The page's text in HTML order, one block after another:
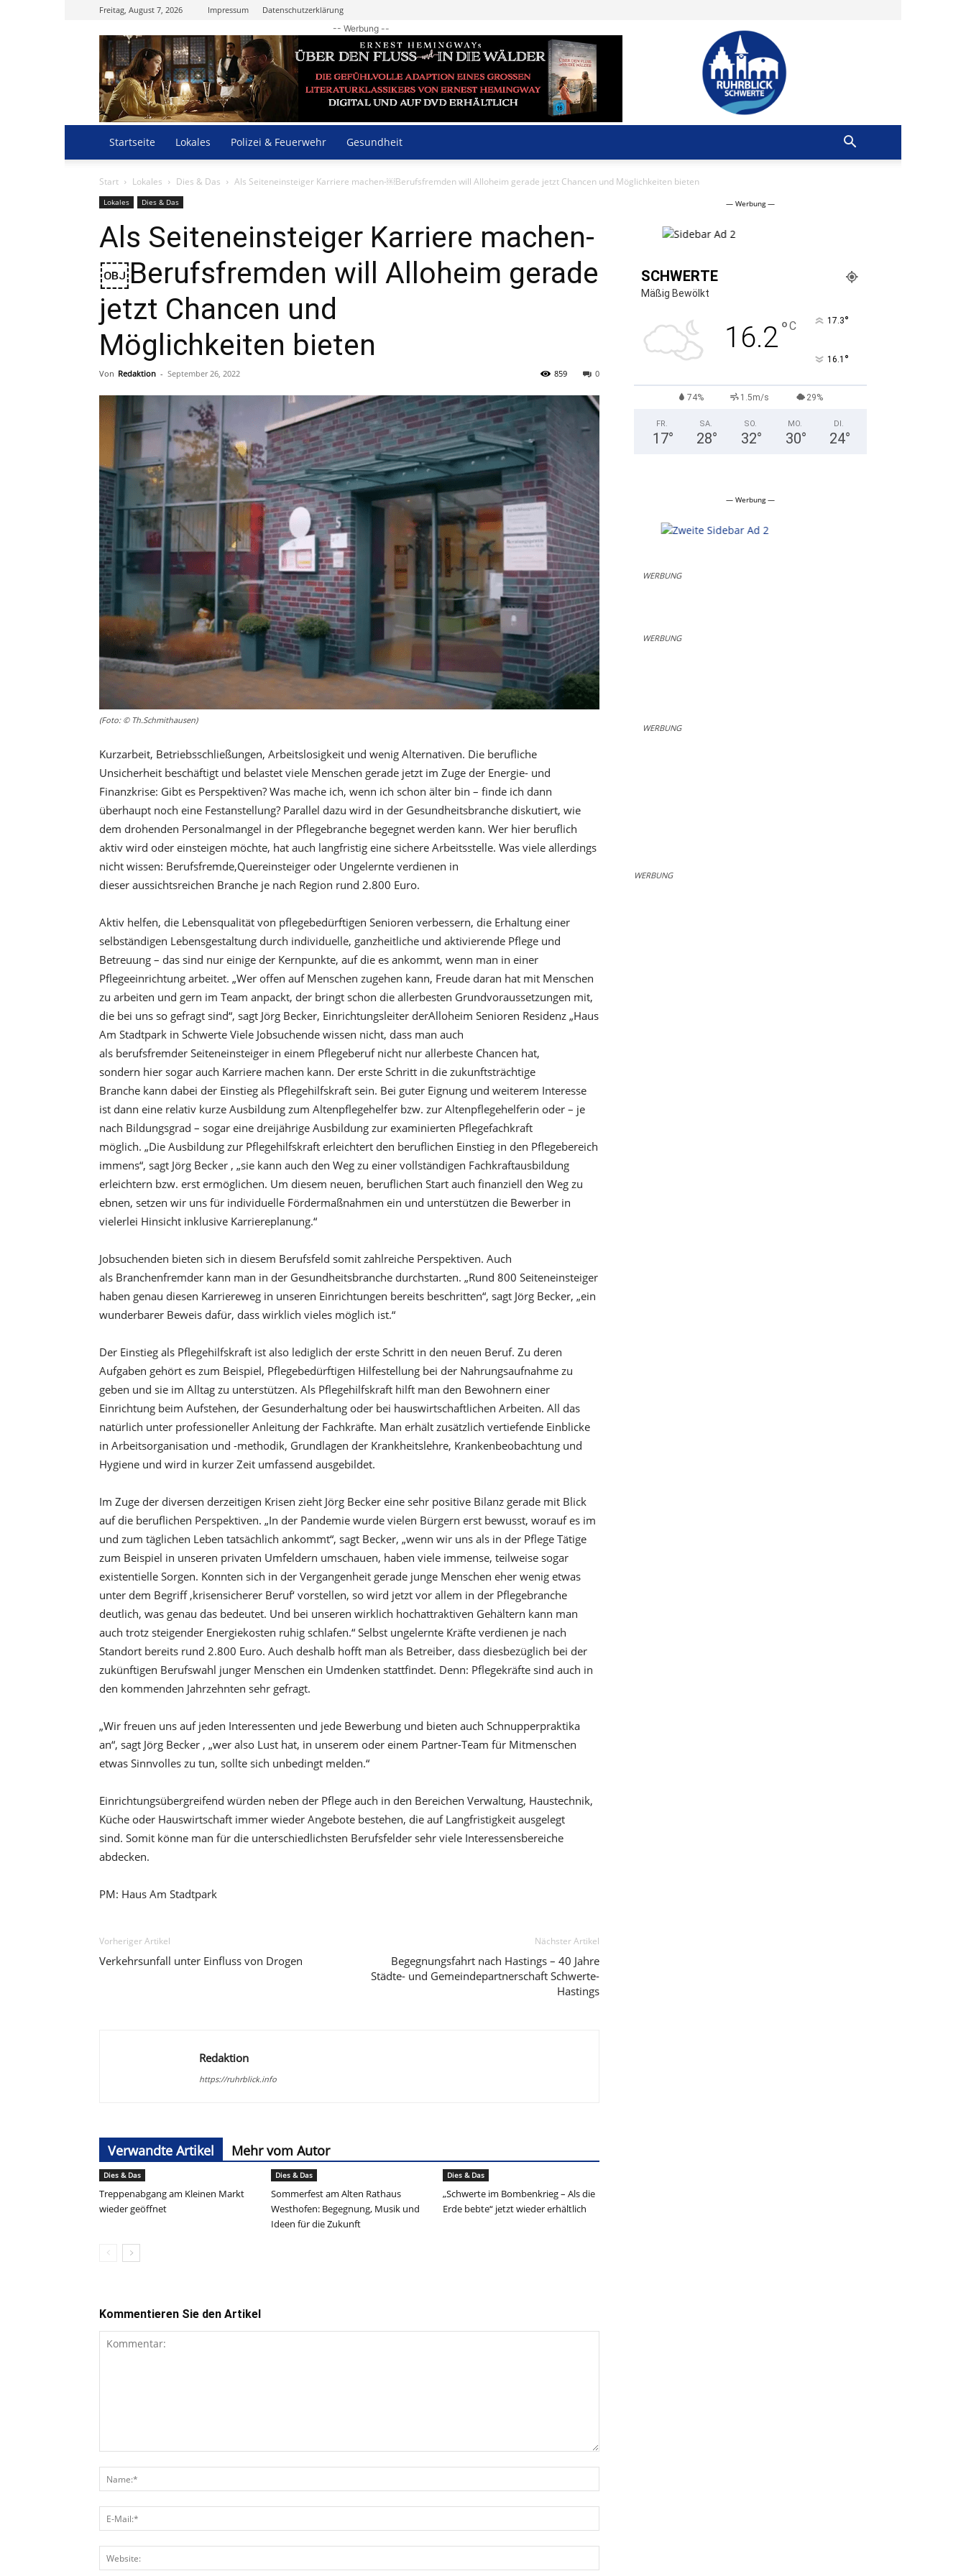
Freitag, August 7, 2026 Impressum Datenschutzerklärung
Ruhrblick
Schwerte
-- Werbung --
Startseite Lokales Polizei & Feuerwehr Gesundheit
Start Lokales Dies & Das Als Seiteneinsteiger Karriere machen-￼Berufsfremden will Alloheim gerade jetzt Chancen und Möglichkeiten bieten
Lokales Dies & Das
Als Seiteneinsteiger Karriere machen-
￼Berufsfremden will Alloheim gerade
jetzt Chancen und
Möglichkeiten bieten
Von Redaktion - September 26, 2022 0
859
(Foto: © Th.Schmithausen)
Kurzarbeit, Betriebsschließungen, Arbeitslosigkeit und wenig Alternativen. Die berufliche
Unsicherheit beschäftigt und belastet viele Menschen gerade jetzt im Zuge der Energie- und
Finanzkrise: Gibt es Perspektiven? Was mache ich, wenn ich schon älter bin – finde ich dann
überhaupt noch eine Festanstellung? Parallel dazu wird in der Gesundheitsbranche diskutiert, wie
dem drohenden Personalmangel in der Pflegebranche begegnet werden kann. Wer hier beruflich
aktiv wird oder einsteigen möchte, hat auch langfristig eine sichere Arbeitsstelle. Was viele allerdings
nicht wissen: Berufsfremde,Quereinsteiger oder Ungelernte verdienen in
dieser aussichtsreichen Branche je nach Region rund 2.800 Euro.
Aktiv helfen, die Lebensqualität von pflegebedürftigen Senioren verbessern, die Erhaltung einer
selbständigen Lebensgestaltung durch individuelle, ganzheitliche und aktivierende Pflege und
Betreuung – das sind nur einige der Kernpunkte, auf die es ankommt, wenn man in einer
Pflegeeinrichtung arbeitet. „Wer offen auf Menschen zugehen kann, Freude daran hat mit Menschen
zu arbeiten und gern im Team anpackt, der bringt schon die allerbesten Grundvoraussetzungen mit,
die bei uns so gefragt sind“, sagt Jörg Becker, Einrichtungsleiter derAlloheim Senioren Residenz „Haus
Am Stadtpark in Schwerte Viele Jobsuchende wissen nicht, dass man auch
als berufsfremder Seiteneinsteiger in einem Pflegeberuf nicht nur allerbeste Chancen hat,
sondern hier sogar auch Karriere machen kann. Der erste Schritt in die zukunftsträchtige
Branche kann dabei der Einstieg als Pflegehilfskraft sein. Bei guter Eignung und weiterem Interesse
ist dann eine relativ kurze Ausbildung zum Altenpflegehelfer bzw. zur Altenpflegehelferin oder – je
nach Bildungsgrad – sogar eine dreijährige Ausbildung zur examinierten Pflegefachkraft
möglich. „Die Ausbildung zur Pflegehilfskraft erleichtert den beruflichen Einstieg in den Pflegebereich
immens“, sagt Jörg Becker , „sie kann auch den Weg zu einer vollständigen Fachkraftausbildung
erleichtern bzw. erst ermöglichen. Um diesem neuen, beruflichen Start auch finanziell den Weg zu
ebnen, setzen wir uns für individuelle Fördermaßnahmen ein und unterstützen die Bewerber in
vielerlei Hinsicht inklusive Karriereplanung.“
Jobsuchenden bieten sich in diesem Berufsfeld somit zahlreiche Perspektiven. Auch
als Branchenfremder kann man in der Gesundheitsbranche durchstarten. „Rund 800 Seiteneinsteiger
haben genau diesen Karriereweg in unseren Einrichtungen bereits beschritten“, sagt Jörg Becker, „ein
wunderbarer Beweis dafür, dass wirklich vieles möglich ist.“
Der Einstieg als Pflegehilfskraft ist also lediglich der erste Schritt in den neuen Beruf. Zu deren
Aufgaben gehört es zum Beispiel, Pflegebedürftigen Hilfestellung bei der Nahrungsaufnahme zu
geben und sie im Alltag zu unterstützen. Als Pflegehilfskraft hilft man den Bewohnern einer
Einrichtung beim Aufstehen, der Gesunderhaltung oder bei hauswirtschaftlichen Arbeiten. All das
natürlich unter professioneller Anleitung der Fachkräfte. Man erhält zusätzlich vertiefende Einblicke
in Arbeitsorganisation und -methodik, Grundlagen der Krankheitslehre, Krankenbeobachtung und
Hygiene und wird in kurzer Zeit umfassend ausgebildet.
Im Zuge der diversen derzeitigen Krisen zieht Jörg Becker eine sehr positive Bilanz gerade mit Blick
auf die beruflichen Perspektiven. „In der Pandemie wurde vielen Bürgern erst bewusst, worauf es im
und zum täglichen Leben tatsächlich ankommt“, sagt Becker, „wenn wir uns als in der Pflege Tätige
zum Beispiel in unseren privaten Umfeldern umschauen, haben viele immense, teilweise sogar
existentielle Sorgen. Konnten sich in der Vergangenheit gerade junge Menschen eher wenig etwas
unter dem Begriff ,krisensicherer Beruf‘ vorstellen, so wird jetzt vor allem in der Pflegebranche
deutlich, was genau das bedeutet. Und bei unseren wirklich hochattraktiven Gehältern kann man
auch trotz steigender Energiekosten ruhig schlafen.“ Selbst ungelernte Kräfte verdienen je nach
Standort bereits rund 2.800 Euro. Auch deshalb hofft man als Betreiber, dass diesbezüglich bei der
zukünftigen Berufswahl junger Menschen ein Umdenken stattfindet. Denn: Pflegekräfte sind auch in
den kommenden Jahrzehnten sehr gefragt.
„Wir freuen uns auf jeden Interessenten und jede Bewerbung und bieten auch Schnupperpraktika
an“, sagt Jörg Becker , „wer also Lust hat, in unserem oder einem Partner-Team für Mitmenschen
etwas Sinnvolles zu tun, sollte sich unbedingt melden.“
Einrichtungsübergreifend würden neben der Pflege auch in den Bereichen Verwaltung, Haustechnik,
Küche oder Hauswirtschaft immer wieder Angebote bestehen, die auf Langfristigkeit ausgelegt
sind. Somit könne man für die unterschiedlichsten Berufsfelder sehr viele Interessensbereiche
abdecken.
PM: Haus Am Stadtpark
Vorheriger Artikel
Verkehrsunfall unter Einfluss von Drogen
Nächster Artikel
Begegnungsfahrt nach Hastings – 40 Jahre
Städte- und Gemeindepartnerschaft Schwerte-
Hastings
Redaktion
https://ruhrblick.info
Verwandte Artikel Mehr vom Autor
Dies & Das
Treppenabgang am Kleinen Markt
wieder geöffnet
Dies & Das
Sommerfest am Alten Rathaus
Westhofen: Begegnung, Musik und
Ideen für die Zukunft
Dies & Das
„Schwerte im Bombenkrieg – Als die
Erde bebte“ jetzt wieder erhältlich
Kommentieren Sie den Artikel
— Werbung —
SCHWERTE
Mäßig Bewölkt
16.2°C 17.3°
16.1 °
74% 1.5m/s 29%
FR.
17°
SA.
28°
SO.
32°
MO.
30°
DI.
24°
— Werbung —
WERBUNG
WERBUNG
WERBUNG
WERBUNG